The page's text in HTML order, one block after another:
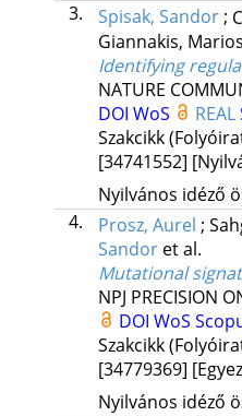
3.
Spisak, Sandor;
Giannakis, Marios
Identifying
NATURE
DOI WoS REAL
Szakcikk
[34741552]
Nyilvános idéző
4.
Prosz, Aurel ;
Sandor et al.
Mutational
NPJ PRECISION
DOI WoS
Szakcikk
[34779369]
Nyilvános idéző